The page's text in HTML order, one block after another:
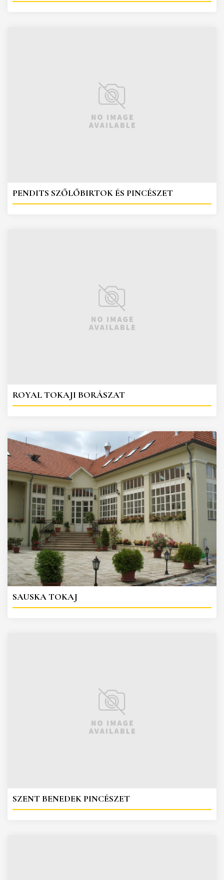
PENDITS SZŐLŐBIRTOK ÉS PINCÉSZET
ROYAL TOKAJI BORÁSZAT
SAUSKA TOKAJ
SZENT BENEDEK PINCÉSZET